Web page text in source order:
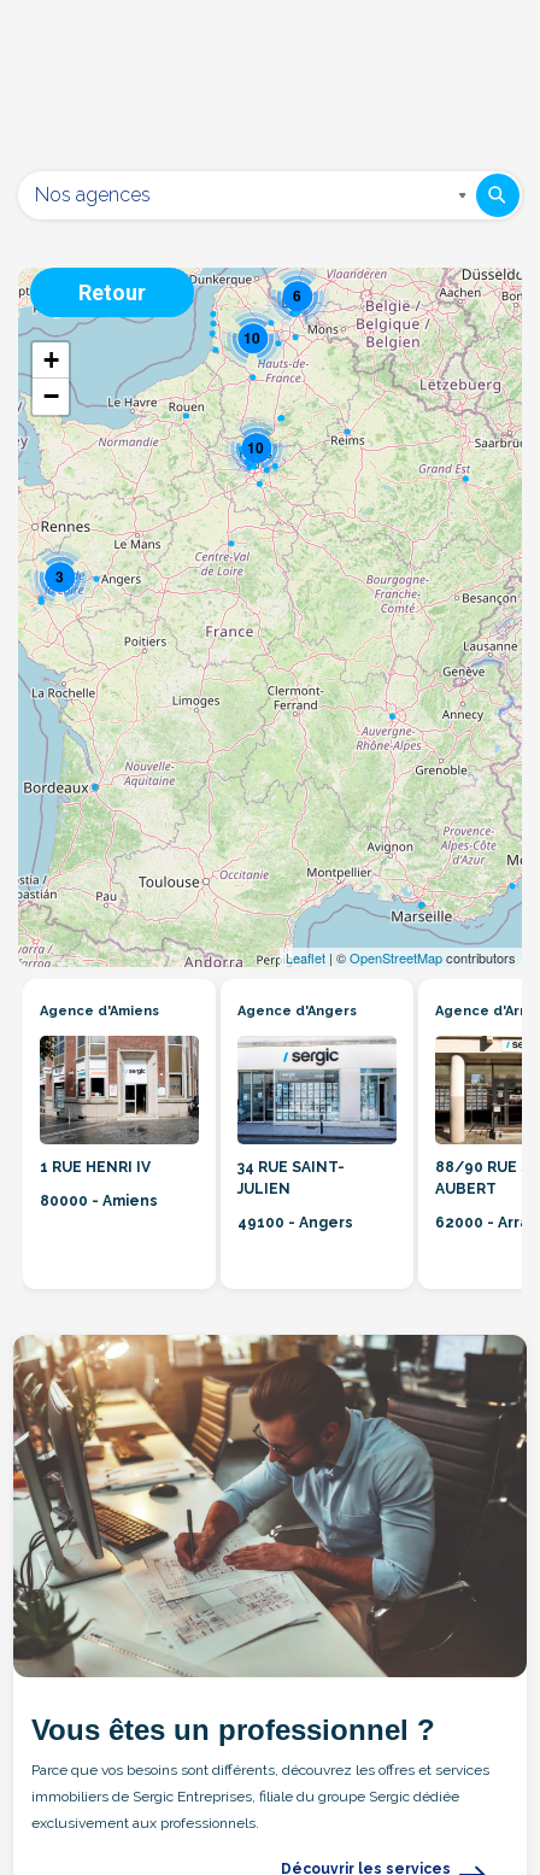
10
3
10
6
+
−
Leaflet | ©OpenStreetMapcontributors
Retour
Agence d'Amiens
1 RUE HENRI IV
80000 - Amiens
Agence d'Angers
34 RUE SAINT-
JULIEN
49100 - Angers
Agence d'Arras
88/90 RUE
AUBERT
62000 - Arras
Vous êtes un professionnel ?
Parce que vos besoins sont différents, découvrez les offres et services
immobiliers de Sergic Entreprises, filiale du groupe Sergic dédiée
exclusivement aux professionnels.
Découvrir les services